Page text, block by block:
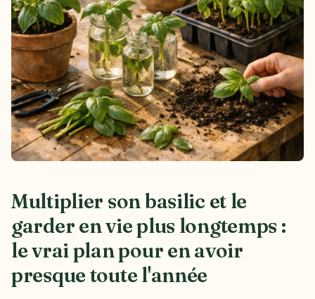
Multiplier son basilic et le
garder en vie plus longtemps :
le vrai plan pour en avoir
presque toute l'année